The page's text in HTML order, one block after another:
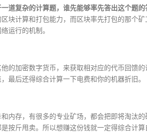
道复杂的计算题，谁先能够率先答出这个题
块计算和打包能力，而区块率先打包的那个
运行的机制。
的加密数字货币，来获取相对应的代币回馈
最后还得综合计算一下电费和你的机器折旧。
内存，有很多的专业矿场，都会把即将淘汰
按斤甩卖。所以想赚这份钱就一定得综合计